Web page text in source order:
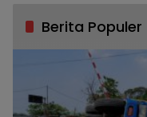
Berita Populer